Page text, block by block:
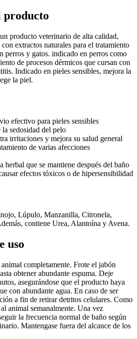
producto
producto veterinario de alta calidad,
extractos naturales para el tratamiento
perros y gatos. indicado en perros como
de procesos dérmicos que cursan con
Indicado en pieles sensibles, mejora la
la piel.
efectivo para pieles sensibles
sedosidad del pelo
irritaciones y mejora su salud general
de varias afecciones
herbal que se mantiene después del baño
efectos tóxicos o de hipersensibilidad
Lúpulo, Manzanilla, Citronela,
contiene Urea, Alantoína y Avena.
uso
completamente. Frote el jabón
obtener abundante espuma. Deje
asegurándose que el producto haya
con abundante agua. En caso de ser
a fin de retirar detritos celulares. Como
animal semanalmente. Una vez
la frecuencia normal de baño según
Mantengase fuera del alcance de los